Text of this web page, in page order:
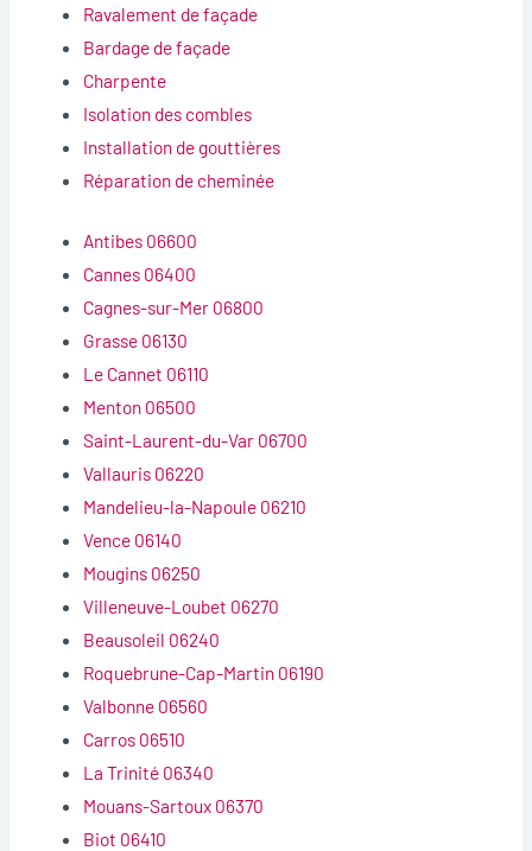
Ravalement de façade
Bardage de façade
Charpente
Isolation des combles
Installation de gouttières
Réparation de cheminée
Antibes 06600
Cannes 06400
Cagnes-sur-Mer 06800
Grasse 06130
Le Cannet 06110
Menton 06500
Saint-Laurent-du-Var 06700
Vallauris 06220
Mandelieu-la-Napoule 06210
Vence 06140
Mougins 06250
Villeneuve-Loubet 06270
Beausoleil 06240
Roquebrune-Cap-Martin 06190
Valbonne 06560
Carros 06510
La Trinité 06340
Mouans-Sartoux 06370
Biot 06410